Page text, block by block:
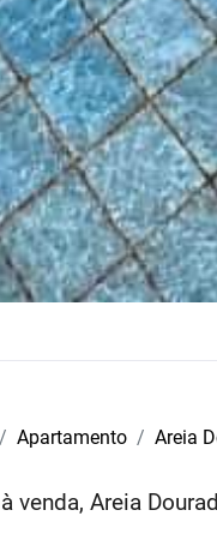
Apartamento Areia
venda, Areia